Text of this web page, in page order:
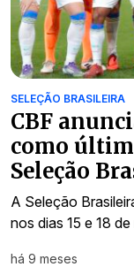
SELEÇÃO BRASILEIRA
CBF
como
Seleção
A Seleção
nos dias 15 e 18
há 9 meses